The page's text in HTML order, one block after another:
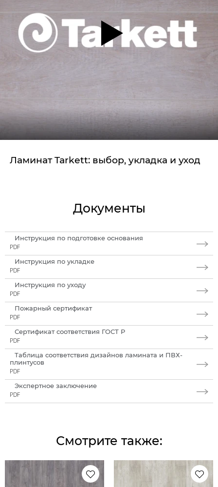
Ламинат Tarkett: выбор, укладка и уход
Документы
Инструкция по подготовке основания
PDF
Инструкция по укладке
PDF
Инструкция по уходу
PDF
Пожарный сертификат
PDF
Сертификат соответствия ГОСТ Р
PDF
Таблица соответствия дизайнов ламината и ПВХ-
плинтусов
PDF
Экспертное заключение
PDF
Смотрите также: